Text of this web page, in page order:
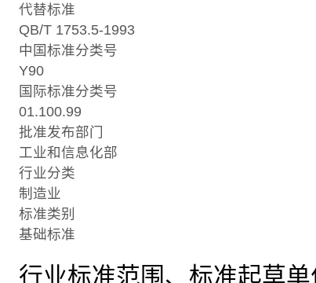
代替标准
QB/T 1753.5-1993
中国标准分类号
Y90
国际标准分类号
01.100.99
批准发布部门
工业和信息化部
行业分类
制造业
标准类别
基础标准
行业标准范围、标准起草